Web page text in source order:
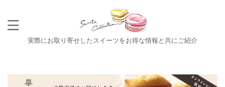
実際にお取り寄せしたスイーツをお得な情報と共にご紹介